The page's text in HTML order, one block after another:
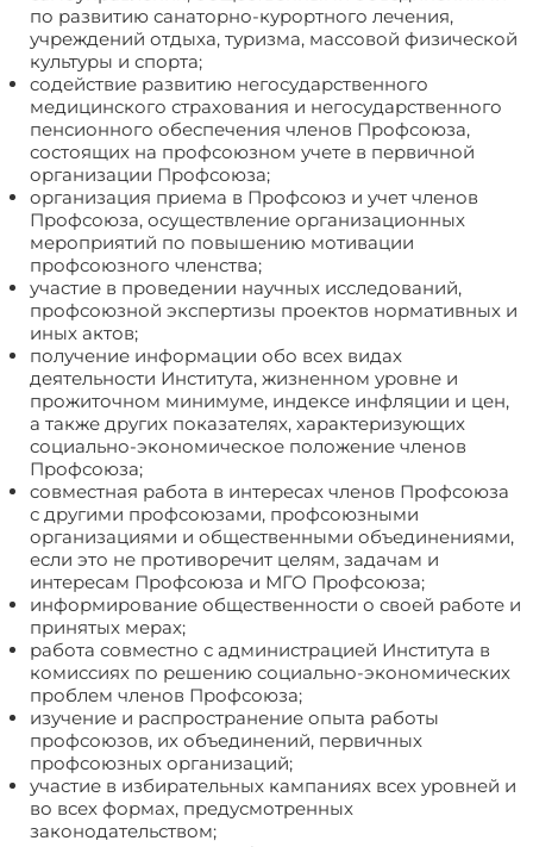
по развитию санаторно-курортного лечения,
учреждений отдыха, туриз­ма, массовой физической
культуры и спорта;
cодействие развитию негосударственного
медицинского страхования и негосударственного
пенсионного обеспечения членов Профсоюза,
состоящих на профсоюзном учете в первичной
организации Профсоюза;
организация приема в Профсоюз и учет членов
Профсоюза, осуществление организационных
мероприятий по повышению мотивации
профсоюзного членства;
участие в проведении научных исследований,
профсоюзной экспертизы проектов нормативных и
иных актов;
получение информации обо всех видах
деятельности Института, жизненном уровне и
прожиточном минимуме, индексе инфляции и цен,
а также других показателях, характеризующих
социально-экономическое положение членов
Профсоюза;
cовместная работа в интересах членов Профсоюза
с другими профсоюзами, профсоюзными
организациями и общественными объединениями,
если это не противоречит целям, задачам и
интересам Профсоюза и МГО Профсоюза;
информирование общественности о своей работе и
принятых мерах;
работа совместно с администрацией Института в
комиссиях по решению социально-экономических
проблем членов Профсоюза;
изучение и распространение опыта работы
профсоюзов, их объединений, первичных
профсоюзных организаций;
участие в избирательных кампаниях всех уровней и
во всех формах, предусмотренных
законодательством;